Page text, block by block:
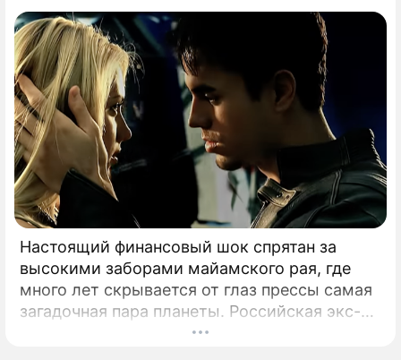
Настоящий финансовый шок спрятан за
высокими заборами майамского рая, где
много лет скрывается от глаз прессы самая
загадочная пара планеты. Российская экс-
теннисистка Анна Курникова и испанский